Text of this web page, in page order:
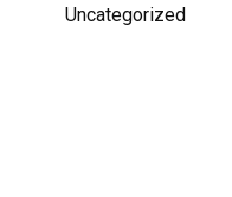
Uncategorized